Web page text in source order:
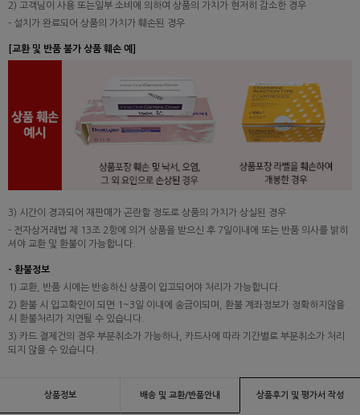
2) 고객님이 사용 또는일부 소비에 의하여 상품의 가치가 현저히 감소한 경우
- 설치가 완료되어 상품의 가치가 훼손된 경우
[교환 및 반품 불가 상품 훼손 예]
3) 시간이 경과되어 재판매가 곤란할 정도로 상품의 가치가 상실된 경우
- 전자상거래법 제 13조 2항에 의거 상품을 받으신 후 7일이내에 또는 반품 의사를 밝히
셔야 교환 및 환불이 가능합니다.
- 환불정보
1) 교환, 반품 시에는 반송하신 상품이 입고되어야 처리가 가능합니다.
2) 환불 시 입고확인이 되면 1~3일 이내에 송금이되며, 환불 계좌정보가 정확하지않을
시 환불처리가 지연될 수 있습니다.
3) 카드 결제건의 경우 부분취소가 가능하나, 카드사에 따라 기간별로 부분취소가 처리
되지 않을 수 있습니다.
상품정보 배송 및 교환/반품안내 상품후기 및 평가서 작성